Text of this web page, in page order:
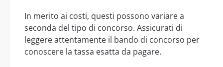
In merito ai costi, questi possono variare a
seconda del tipo di concorso. Assicurati di
leggere attentamente il bando di concorso per
conoscere la tassa esatta da pagare.